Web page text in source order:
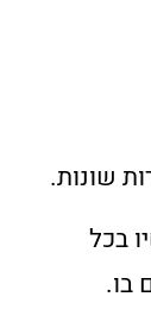
שונות.
בכל
בו.